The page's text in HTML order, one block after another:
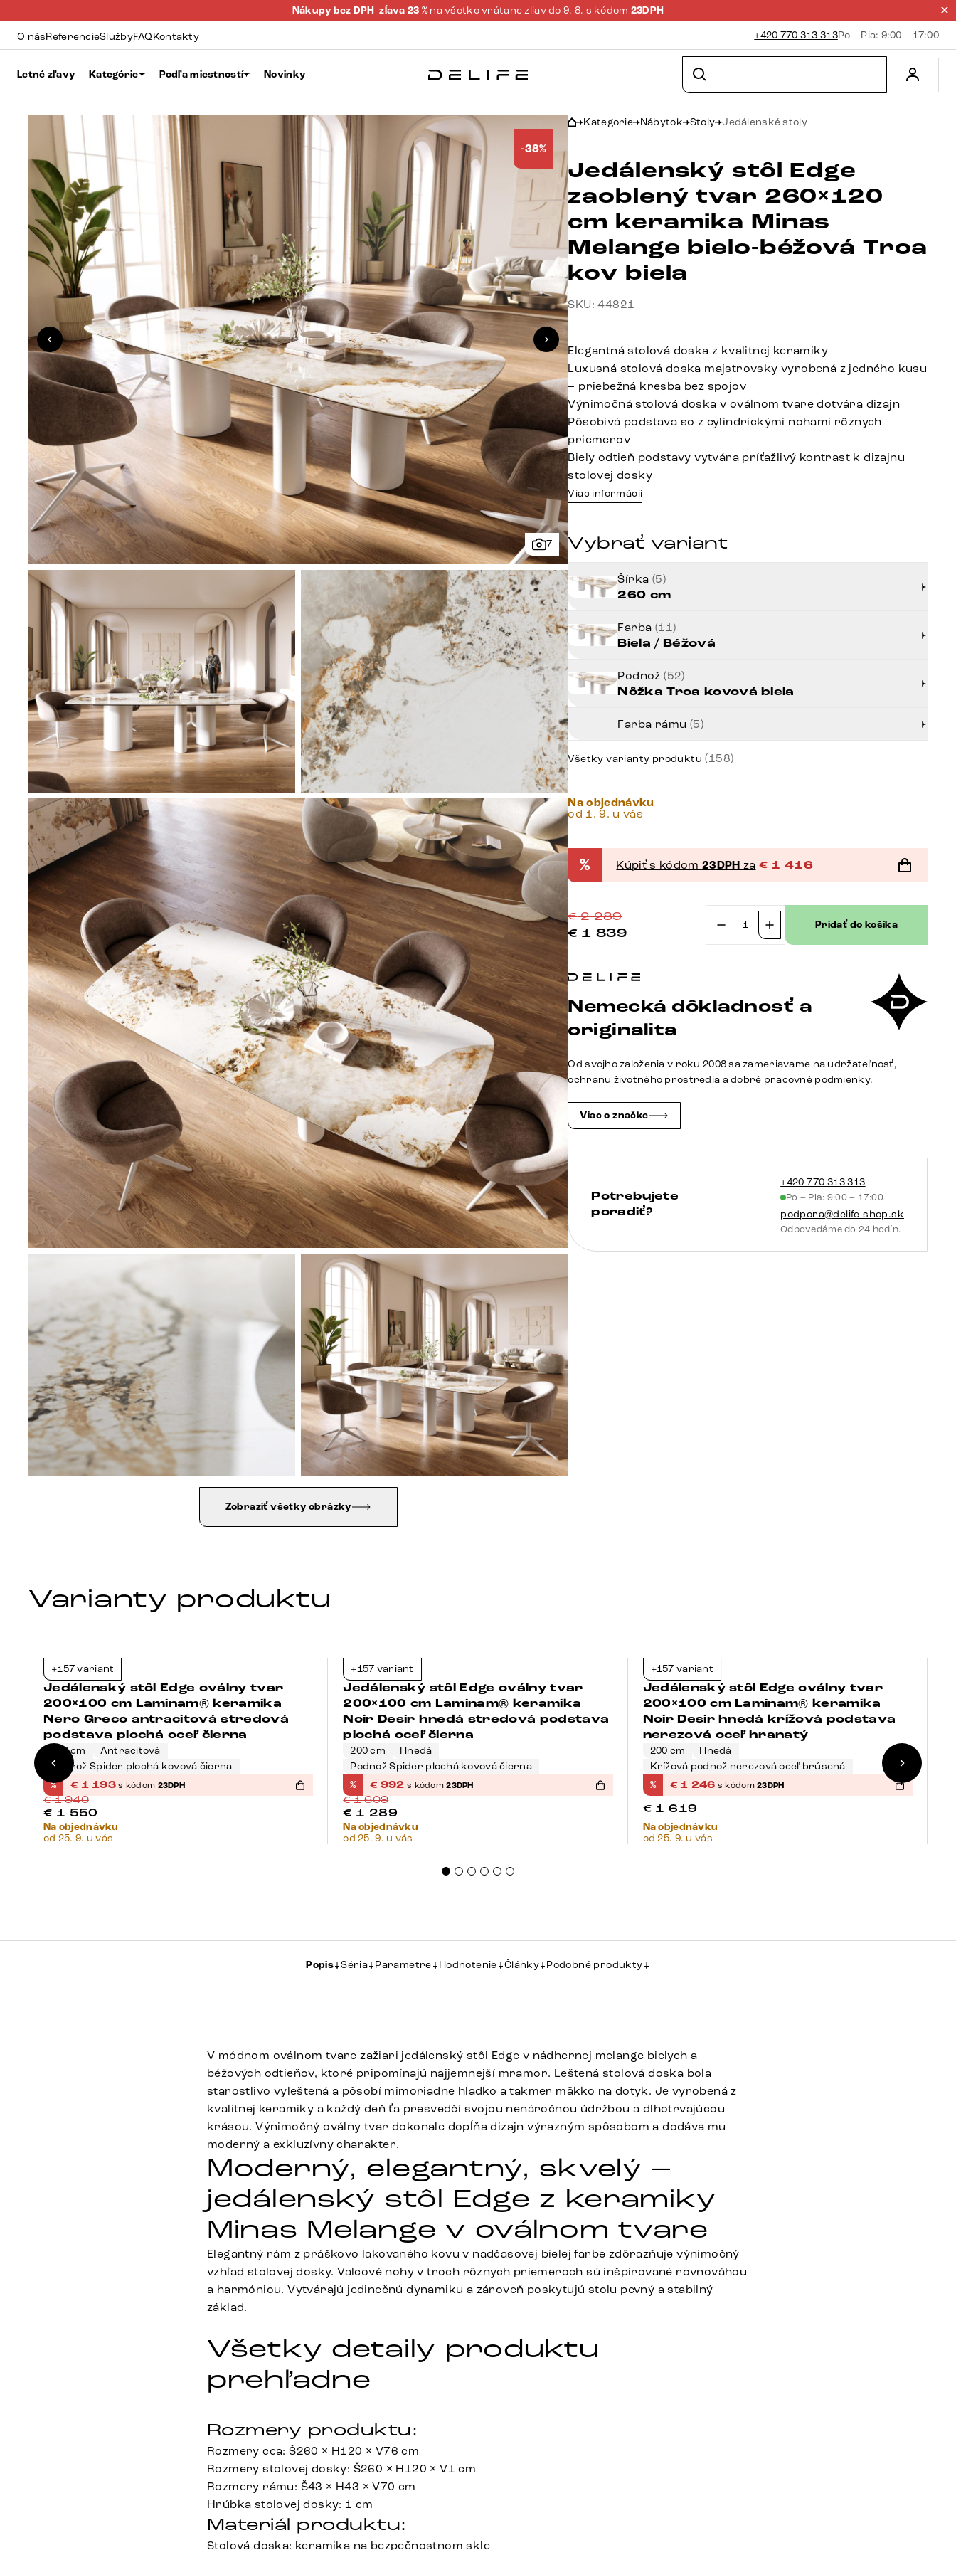
Nákupy bez DPH zĺava 23 % na všetko vrátane zliav do 9. 8. s kódom 23DPH
O násReferencieSlužbyFAQKontakty +420 770 313 313Po – Pia: 9:00 – 17:00
Letné zľavy Kategórie Podľa miestností Novinky
7
-38%
Zobraziť všetky obrázky
Kategorie Nábytok Stoly Jedálenské stoly
Jedálenský stôl Edge
zaoblený tvar 260×120
cm keramika Minas
Melange bielo-béžová Troa
kov biela
SKU: 44821
Elegantná stolová doska z kvalitnej keramiky
Luxusná stolová doska majstrovsky vyrobená z jedného kusu
– priebežná kresba bez spojov
Výnimočná stolová doska v oválnom tvare dotvára dizajn
Pôsobivá podstava so z cylindrickými nohami rôznych
priemerov
Biely odtieň podstavy vytvára príťažlivý kontrast k dizajnu
stolovej dosky
Viac informácií
Vybrať variant
Šírka (5)
260 cm
Farba (11)
Biela / Béžová
Podnož(52)
Nôžka Troa kovová biela
Farba rámu (5)
Všetky varianty produktu (158)
Na objednávku
od 1. 9. u vás
% Kúpiť s kódom 23DPH za € 1 416
€2 289
€ 1 839
množstvo
zaoblený
cm
keramika
Pridať do košíka
Nemecká dôkladnosť a
originalita
Od svojho založenia v roku 2008 sa zameriavame na udržateľnosť,
ochranu životného prostredia a dobré pracovné podmienky.
Viac o značke
Potrebujete
poradiť?
+420 770 313 313
Po – Pia: 9:00 – 17:00
podpora@delife-shop.sk
Odpovedáme do 24 hodín.
Varianty produktu
+157 variant
Jedálenský stôl Edge oválny tvar
200×100 cm Laminam® keramika
Nero Greco antracitová stredová
podstava plochá oceľ čierna
200 cm
Antracitová
Podnož Spider plochá kovová čierna
% € 1 193 s kódom 23DPH
€1 940
€ 1 550
Na objednávku
od 25. 9. u vás
+157 variant
Jedálenský stôl Edge oválny tvar
200×100 cm Laminam® keramika
Noir Desir hnedá stredová podstava
plochá oceľ čierna
200 cm
Hnedá
Podnož Spider plochá kovová čierna
% € 992 s kódom23DPH
€1 609
€ 1 289
Na objednávku
od 25. 9. u vás
+157 variant
Jedálenský stôl Edge oválny tvar
200×100 cm Laminam® keramika
Noir Desir hnedá krížová podstava
nerezová oceľ hranatý
200 cm
Hnedá
Krížová podnož nerezová oceľ brúsená
% €1 246 s kódom23DPH
€ 1 619
Na objednávku
od 25. 9. u vás
Popis Séria Parametre Hodnotenie Články Podobné produkty
V módnom oválnom tvare zažiari jedálenský stôl Edge v nádhernej melange bielych a
béžových odtieňov, ktoré pripomínajú najjemnejší mramor. Leštená stolová doska bola
starostlivo vyleštená a pôsobí mimoriadne hladko a takmer mäkko na dotyk. Je vyrobená z
kvalitnej keramiky a každý deň ťa presvedčí svojou nenáročnou údržbou a dlhotrvajúcou
krásou. Výnimočný oválny tvar dokonale dopĺňa dizajn výrazným spôsobom a dodáva mu
moderný a exkluzívny charakter.
Moderný, elegantný, skvelý –
jedálenský stôl Edge z keramiky
Minas Melange v oválnom tvare
Elegantný rám z práškovo lakovaného kovu v nadčasovej bielej farbe zdôrazňuje výnimočný
vzhľad stolovej dosky. Valcové nohy v troch rôznych priemeroch sú inšpirované rovnováhou
a harmóniou. Vytvárajú jedinečnú dynamiku a zároveň poskytujú stolu pevný a stabilný
základ.
Všetky detaily produktu
prehľadne
Rozmery produktu:
Rozmery cca: Š260 × H120 × V76 cm
Rozmery stolovej dosky: Š260 × H120 × V1 cm
Rozmery rámu: Š43 × H43 × V70 cm
Hrúbka stolovej dosky: 1 cm
Materiál produktu:
Stolová doska: keramika na bezpečnostnom skle